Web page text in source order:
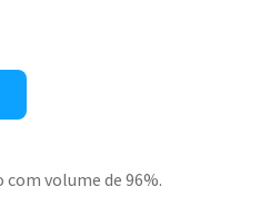
volume de 96%.